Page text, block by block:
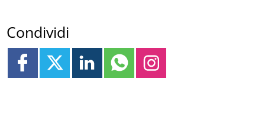
Condividi